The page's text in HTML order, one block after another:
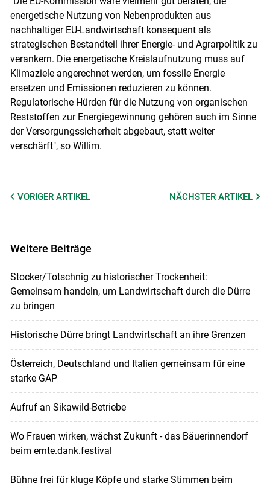
energetische Nutzung von Nebenprodukten aus
nachhaltiger EU-Landwirtschaft konsequent als
strategischen Bestandteil ihrer Energie- und Agrarpolitik zu
verankern. Die energetische Kreislaufnutzung muss auf
Klimaziele angerechnet werden, um fossile Energie
ersetzen und Emissionen reduzieren zu können.
Regulatorische Hürden für die Nutzung von organischen
Reststoffen zur Energiegewinnung gehören auch im Sinne
der Versorgungssicherheit abgebaut, statt weiter
verschärft", so Willim.
VORIGER ARTIKEL NÄCHSTERARTIKEL
Weitere Beiträge
Stocker/Totschnig zu historischer Trockenheit:
Gemeinsam handeln, um Landwirtschaft durch die Dürre
zu bringen
Historische Dürre bringt Landwirtschaft an ihre Grenzen
Österreich, Deutschland und Italien gemeinsam für eine
starke GAP
Aufruf an Sikawild-Betriebe
Wo Frauen wirken, wächst Zukunft - das Bäuerinnendorf
beim ernte.dank.festival
Bühne frei für kluge Köpfe und starke Stimmen beim